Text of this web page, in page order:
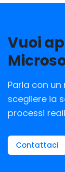
Vuoi
Parla con
scegliere la
processi
Contattaci